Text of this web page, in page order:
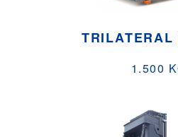
TRILATERAL
1.500